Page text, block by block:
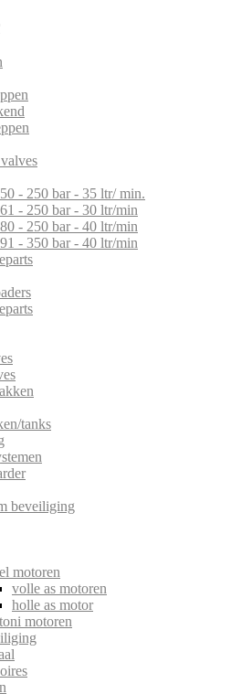
- 250 bar - 35 ltr/ min.
- 250 bar - 30 ltr/min
- 250 bar - 40 ltr/min
- 350 bar - 40 ltr/min
tanks
beveiliging
motoren
volle as motoren
holle as motor
motoren